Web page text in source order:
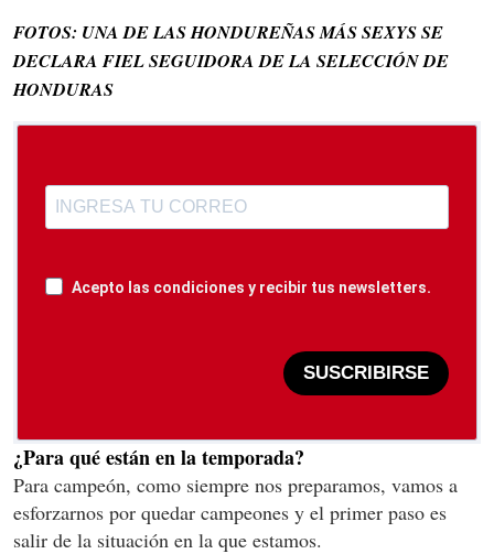
FOTOS: UNA DE LAS HONDUREÑAS MÁS SEXYS SE
DECLARA FIEL SEGUIDORA DE LA SELECCIÓN DE
HONDURAS
Acepto las condiciones y recibir tus newsletters.
SUSCRIBIRSE
¿Para qué están en la temporada?
Para campeón, como siempre nos preparamos, vamos a
esforzarnos por quedar campeones y el primer paso es
salir de la situación en la que estamos.